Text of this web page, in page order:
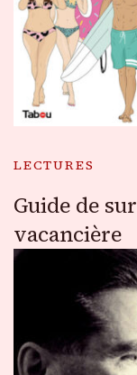
LECTURES
Guide de
vacancière